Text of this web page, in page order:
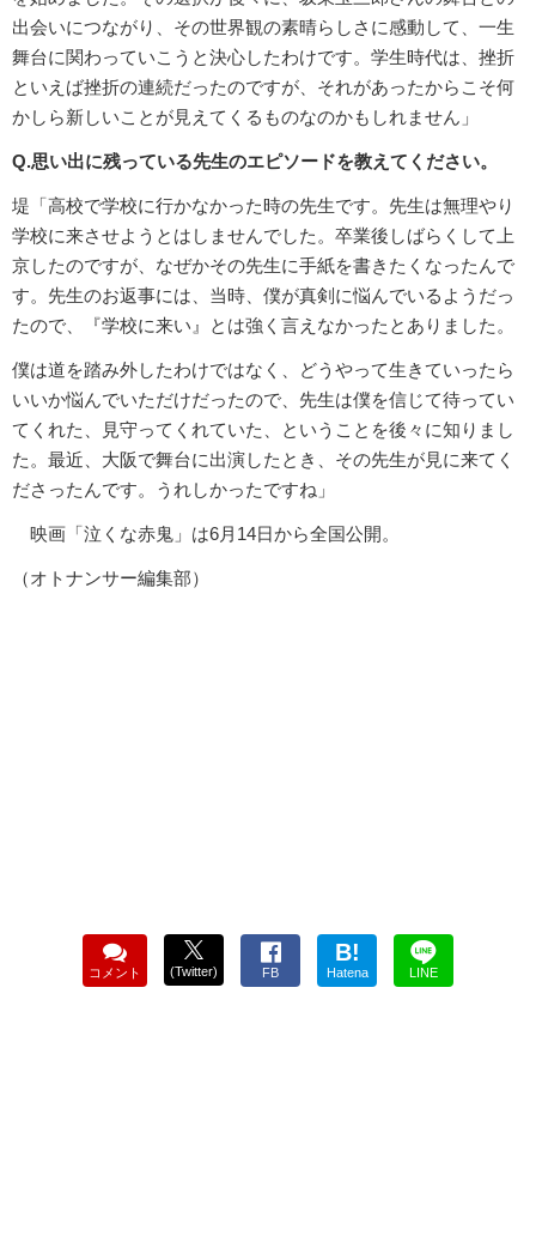
出会いにつながり、その世界観の素晴らしさに感動して、一生
舞台に関わっていこうと決心したわけです。学生時代は、挫折
といえば挫折の連続だったのですが、それがあったからこそ何
かしら新しいことが見えてくるものなのかもしれません」
Q.思い出に残っている先生のエピソードを教えてください。
堤「高校で学校に行かなかった時の先生です。先生は無理やり
学校に来させようとはしませんでした。卒業後しばらくして上
京したのですが、なぜかその先生に手紙を書きたくなったんで
す。先生のお返事には、当時、僕が真剣に悩んでいるようだっ
たので、『学校に来い』とは強く言えなかったとありました。
僕は道を踏み外したわけではなく、どうやって生きていったら
いいか悩んでいただけだったので、先生は僕を信じて待ってい
てくれた、見守ってくれていた、ということを後々に知りまし
た。最近、大阪で舞台に出演したとき、その先生が見に来てく
ださったんです。うれしかったですね」
映画「泣くな赤鬼」は6月14日から全国公開。
（オトナンサー編集部）
コメント (Twitter) FB
B!
Hatena LINE